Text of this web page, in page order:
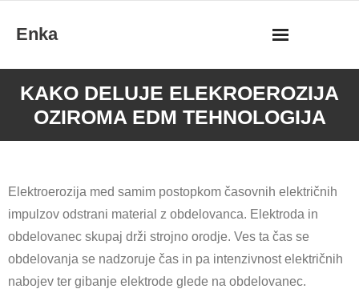
Enka
KAKO DELUJE ELEKROEROZIJA
OZIROMA EDM TEHNOLOGIJA
Elektroerozija med samim postopkom časovnih električnih
impulzov odstrani material z obdelovanca. Elektroda in
obdelovanec skupaj drži strojno orodje. Ves ta čas se
obdelovanja se nadzoruje čas in pa intenzivnost električnih
nabojev ter gibanje elektrode glede na obdelovanec.